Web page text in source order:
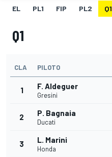
EL PL1 FIP PL2 Q1
Q1
CLA PILOTO
1 F. Aldeguer
Gresini
2 P. Bagnaia
Ducati
3 L. Marini
Honda